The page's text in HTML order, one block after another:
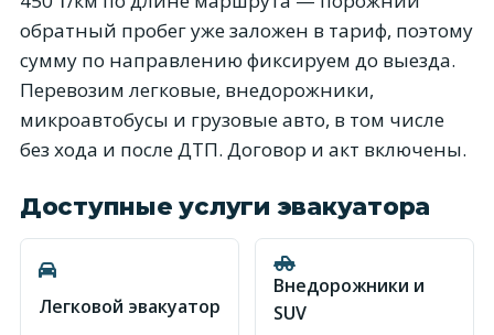
обратный пробег уже заложен в тариф, поэтому
сумму по направлению фиксируем до выезда.
Перевозим легковые, внедорожники,
микроавтобусы и грузовые авто, в том числе
без хода и после ДТП. Договор и акт включены.
Доступные услуги эвакуатора
Легковой эвакуатор
Внедорожники и
SUV